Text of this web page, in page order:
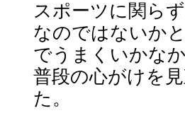
スポーツに関ら
なのではないか
でうまくいかな
普段の心がけを
た。